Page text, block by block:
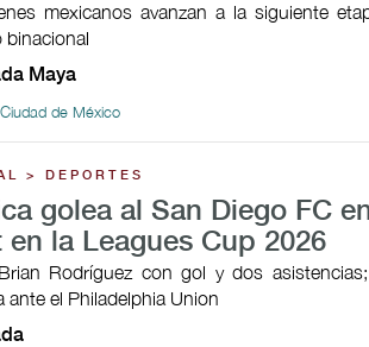
mexicanos avanzan a la siguiente
Maya
de México
> DEPORTES
golea al San Diego FC
la Leagues Cup 2026
Rodríguez con gol y dos
ante el Philadelphia Union